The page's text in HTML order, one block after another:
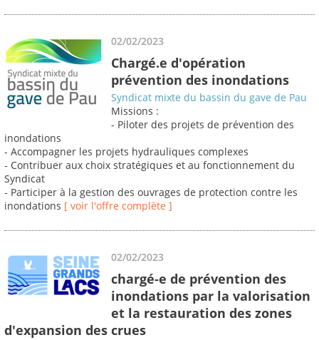
02/02/2023
Chargé.e d'opération
prévention des inondations
Syndicat mixte du bassin du gave de Pau
Missions :
- Piloter des projets de prévention des
inondations
- Accompagner les projets hydrauliques complexes
- Contribuer aux choix stratégiques et au fonctionnement du
Syndicat
- Participer à la gestion des ouvrages de protection contre les
inondations [ voir l'offre complète ]
02/02/2023
chargé-e de prévention des
inondations par la valorisation
et la restauration des zones
d'expansion des crues